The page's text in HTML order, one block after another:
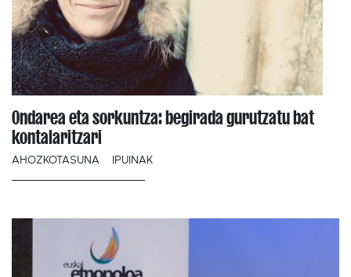
Ondarea eta sorkuntza: begirada gurutzatu bat
kontalaritzari
AHOZKOTASUNA IPUINAK